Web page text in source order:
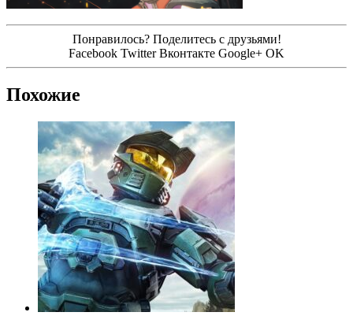
Понравилось? Поделитесь с друзьями!
Facebook Twitter Вконтакте Google+ OK
Похожие